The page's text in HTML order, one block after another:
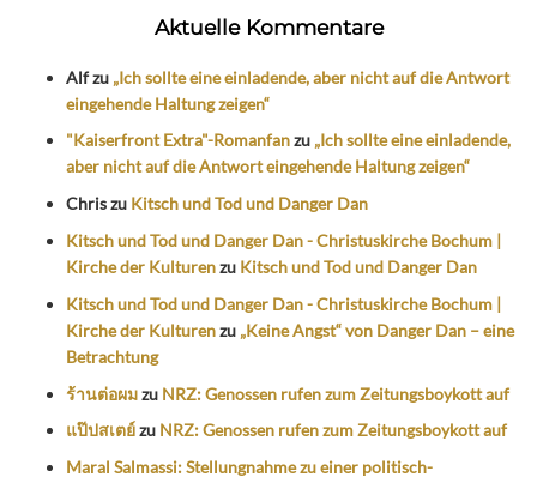
Aktuelle Kommentare
Alfzu „Ich sollte eine einladende, aber nicht auf die Antwort
eingehende Haltung zeigen“
"Kaiserfront Extra"-Romanfanzu „Ich sollte eine einladende,
aber nicht auf die Antwort eingehende Haltung zeigen“
Chriszu Kitsch und Tod und Danger Dan
Kitsch und Tod und Danger Dan - Christuskirche Bochum |
Kirche der Kulturenzu Kitsch und Tod und Danger Dan
Kitsch und Tod und Danger Dan - Christuskirche Bochum |
Kirche der Kulturenzu „Keine Angst“ von Danger Dan – eine
Betrachtung
ร้านต่อผมzu NRZ: Genossen rufen zum Zeitungsboykott auf
แป๊ปสเตย์zu NRZ: Genossen rufen zum Zeitungsboykott auf
Maral Salmassi: Stellungnahme zu einer politisch-